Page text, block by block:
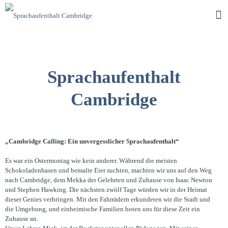
Sprachaufenthalt
Cambridge
„Cambridge Calling: Ein unvergesslicher Sprachaufenthalt“
Es war ein Ostermontag wie kein anderer. Während die meisten
Schokoladenhasen und bemalte Eier suchten, machten wir uns auf den Weg
nach Cambridge, dem Mekka der Gelehrten und Zuhause von Isaac Newton
und Stephen Hawking. Die nächsten zwölf Tage würden wir in der Heimat
dieser Genies verbringen. Mit den Fahrrädern erkundeten wir die Stadt und
die Umgebung, und einheimische Familien boten uns für diese Zeit ein
Zuhause an.